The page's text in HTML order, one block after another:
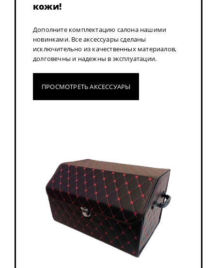
кожи!
Дополните комплектацию салона нашими
новинками. Все аксессуары сделаны
исключительно из качественных материалов,
долговечны и надежны в эксплуатации.
ПРОСМОТРЕТЬ АКСЕССУАРЫ